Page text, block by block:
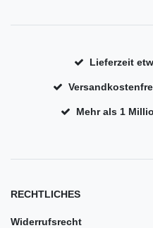
Lieferzeit
Mehr als 1
RECHTLICHES
Widerrufsrecht